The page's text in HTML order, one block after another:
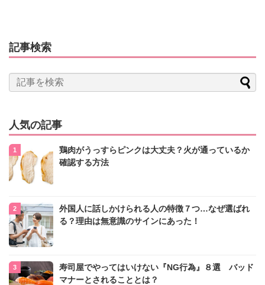
記事検索
人気の記事
鶏肉がうっすらピンクは大丈夫？火が通っているか
確認する方法
外国人に話しかけられる人の特徴７つ…なぜ選ばれ
る？理由は無意識のサインにあった！
寿司屋でやってはいけない『NG行為』８選 バッド
マナーとされることとは？